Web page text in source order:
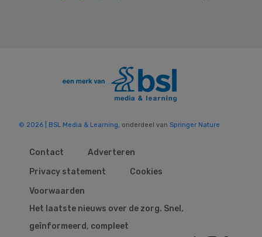
© 2026 | BSL Media & Learning, onderdeel van Springer Nature
Contact
Adverteren
Privacy statement
Cookies
Voorwaarden
Het laatste nieuws over de zorg. Snel,
geïnformeerd, compleet